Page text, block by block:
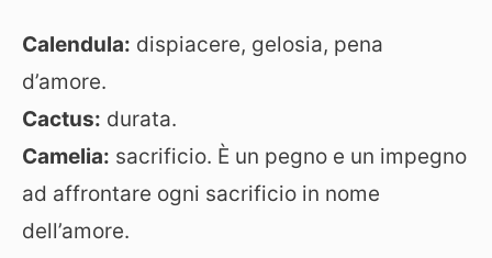
Calendula: dispiacere, gelosia, pena
d’amore.
Cactus: durata.
Camelia: sacrificio. È un pegno e un impegno
ad affrontare ogni sacrificio in nome
dell’amore.